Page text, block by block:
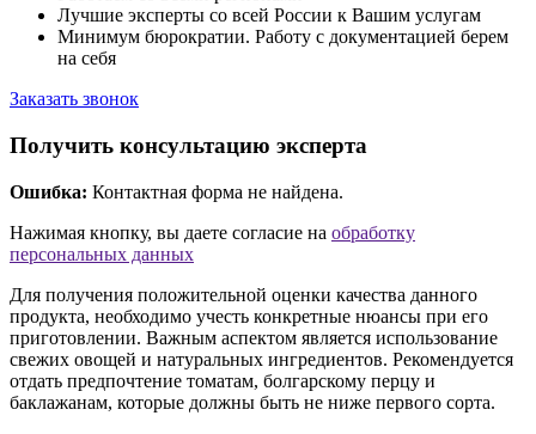
Лучшие эксперты со всей России к Вашим услугам
Минимум бюрократии. Работу с документацией берем
на себя
Заказать звонок
Получить консультацию эксперта
Ошибка: Контактная форма не найдена.
Нажимая кнопку, вы даете согласие на обработку
персональных данных
Для получения положительной оценки качества данного
продукта, необходимо учесть конкретные нюансы при его
приготовлении. Важным аспектом является использование
свежих овощей и натуральных ингредиентов. Рекомендуется
отдать предпочтение томатам, болгарскому перцу и
баклажанам, которые должны быть не ниже первого сорта.